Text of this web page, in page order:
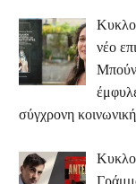
νέο
σύγχρονη